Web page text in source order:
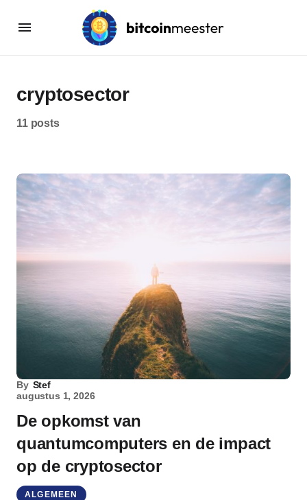
cryptosector
11 posts
By Stef
augustus 1, 2026
De opkomst van
quantumcomputers en de impact
op de cryptosector
ALGEMEEN